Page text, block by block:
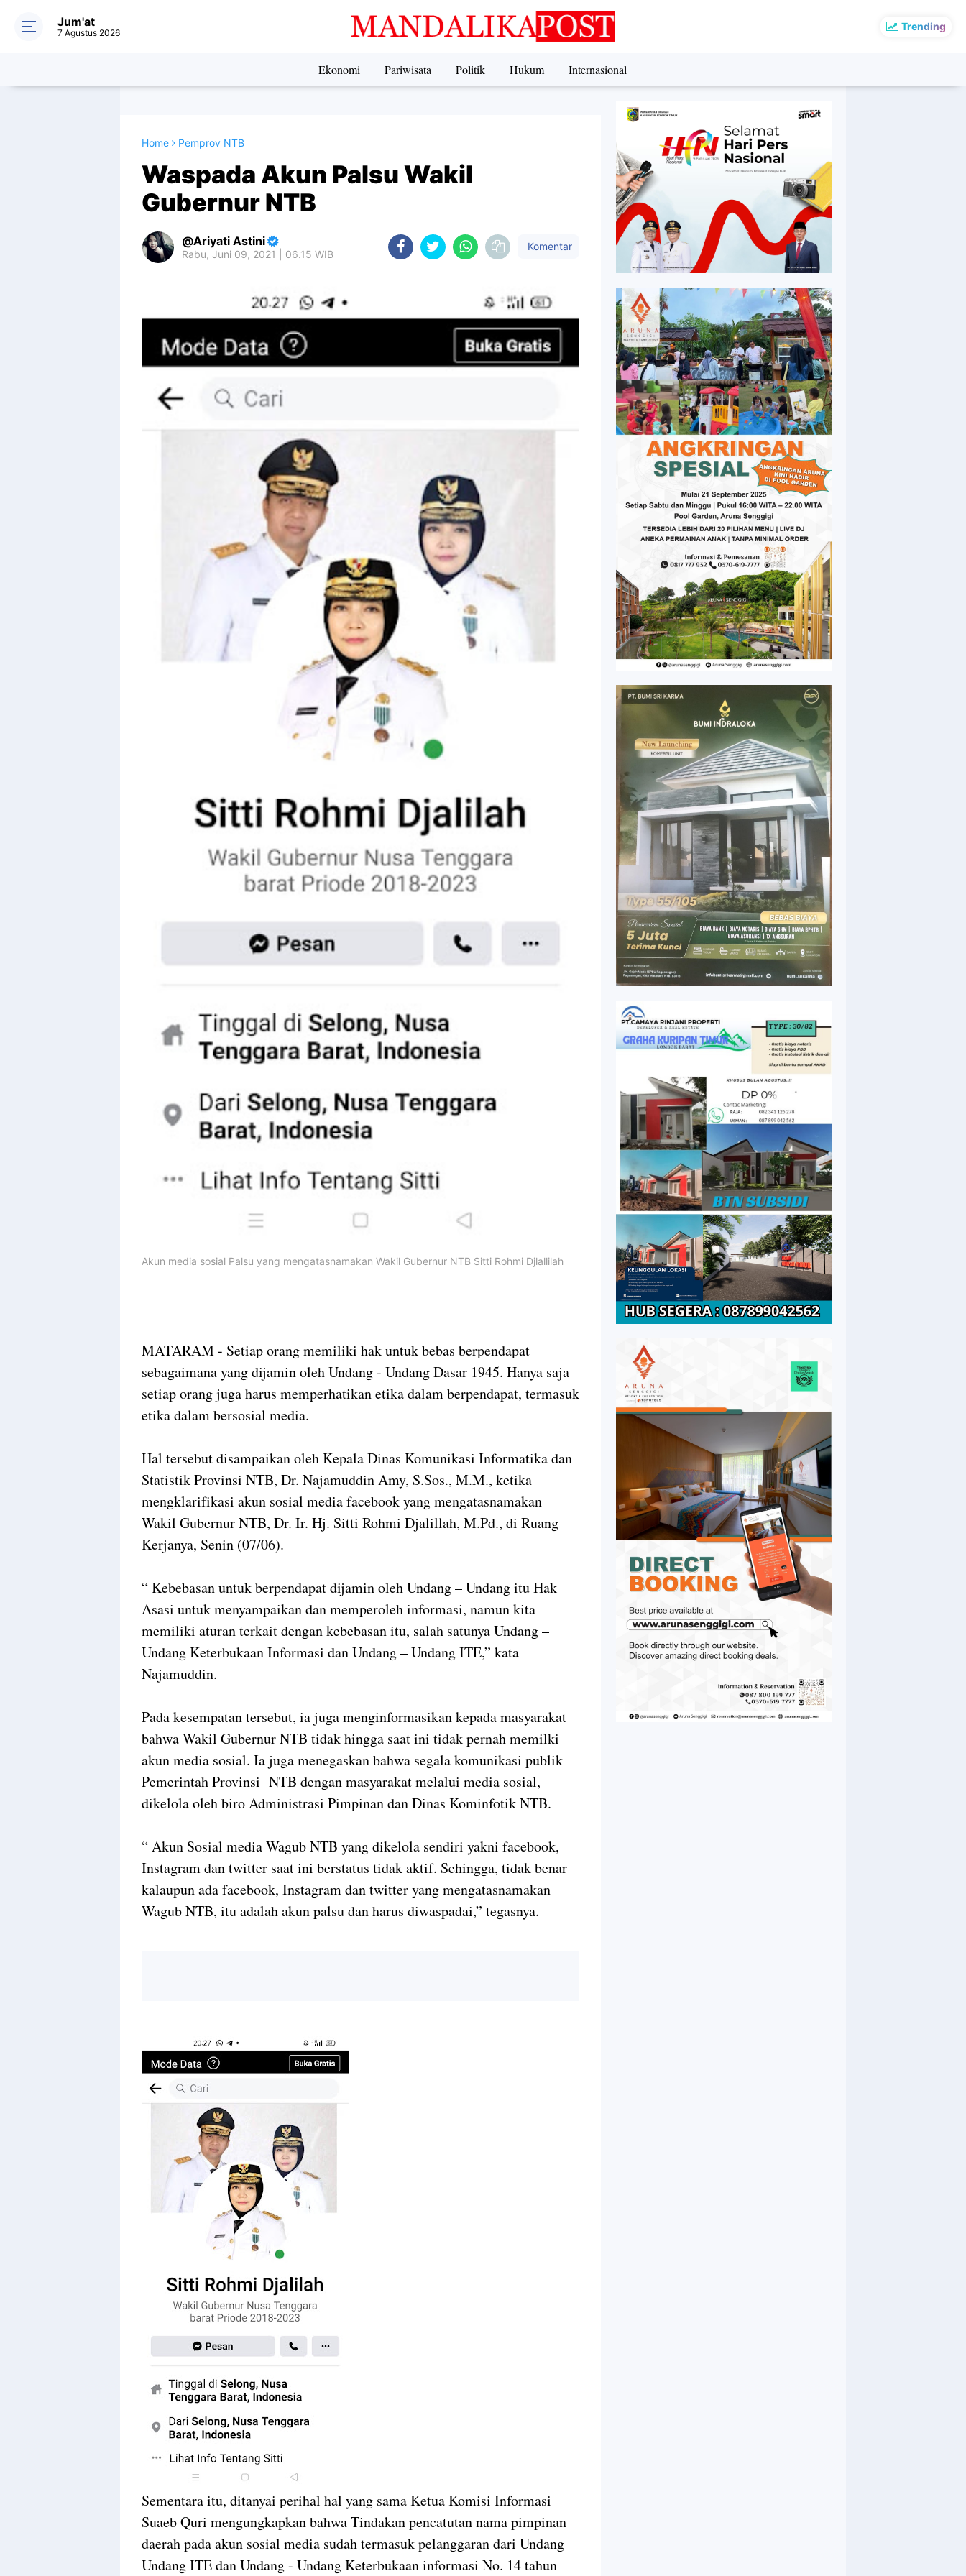
Trending
Jum'at
7 Agustus 2026
Ekonomi Pariwisata Politik Hukum Internasional
Home Pemprov NTB
Waspada Akun Palsu Wakil
Gubernur NTB
Ariyati Astini
Rabu, Juni 09, 2021 | 06.15 WIB
Komentar
Akun media sosial Palsu yang mengatasnamakan Wakil Gubernur NTB Sitti Rohmi Djlallilah
MATARAM - Setiap orang memiliki hak untuk bebas berpendapat
sebagaimana yang dijamin oleh Undang - Undang Dasar 1945. Hanya saja
setiap orang juga harus memperhatikan etika dalam berpendapat, termasuk
etika dalam bersosial media.
Hal tersebut disampaikan oleh Kepala Dinas Komunikasi Informatika dan
Statistik Provinsi NTB, Dr. Najamuddin Amy, S.Sos., M.M., ketika
mengklarifikasi akun sosial media facebook yang mengatasnamakan
Wakil Gubernur NTB, Dr. Ir. Hj. Sitti Rohmi Djalillah, M.Pd., di Ruang
Kerjanya, Senin (07/06).
“ Kebebasan untuk berpendapat dijamin oleh Undang – Undang itu Hak
Asasi untuk menyampaikan dan memperoleh informasi, namun kita
memiliki aturan terkait dengan kebebasan itu, salah satunya Undang –
Undang Keterbukaan Informasi dan Undang – Undang ITE,” kata
Najamuddin.
Pada kesempatan tersebut, ia juga menginformasikan kepada masyarakat
bahwa Wakil Gubernur NTB tidak hingga saat ini tidak pernah memilki
akun media sosial. Ia juga menegaskan bahwa segala komunikasi publik
Pemerintah Provinsi NTB dengan masyarakat melalui media sosial,
dikelola oleh biro Administrasi Pimpinan dan Dinas Kominfotik NTB.
“ Akun Sosial media Wagub NTB yang dikelola sendiri yakni facebook,
Instagram dan twitter saat ini berstatus tidak aktif. Sehingga, tidak benar
kalaupun ada facebook, Instagram dan twitter yang mengatasnamakan
Wagub NTB, itu adalah akun palsu dan harus diwaspadai,” tegasnya.
Sementara itu, ditanyai perihal hal yang sama Ketua Komisi Informasi
Suaeb Quri mengungkapkan bahwa Tindakan pencatutan nama pimpinan
daerah pada akun sosial media sudah termasuk pelanggaran dari Undang
Undang ITE dan Undang - Undang Keterbukaan informasi No. 14 tahun